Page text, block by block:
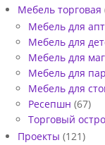
Мебель торговая
Мебель для
Мебель для
Мебель для
Мебель для
Мебель для
Ресепшн (67)
Торговый
Проекты (121)